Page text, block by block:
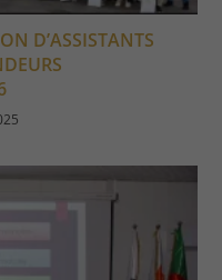
D’ASSISTANTS